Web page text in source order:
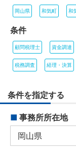
岡山県 和気町 和
条件
顧問税理士 資金調達
税務調査 経理・決算
条件を指定する
■ 事務所所在地